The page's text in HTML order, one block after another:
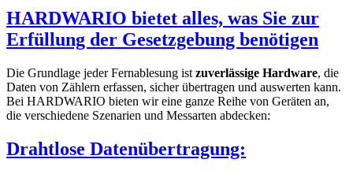
HARDWARIO bietet alles, was Sie zur
Erfüllung der Gesetzgebung benötigen
Die Grundlage jeder Fernablesung ist zuverlässige Hardware, die
Daten von Zählern erfassen, sicher übertragen und auswerten kann.
Bei HARDWARIO bieten wir eine ganze Reihe von Geräten an,
die verschiedene Szenarien und Messarten abdecken:
Drahtlose Datenübertragung: